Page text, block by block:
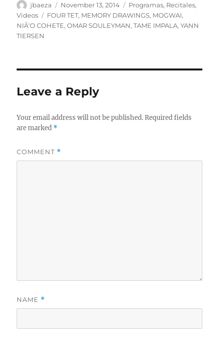
Author
jbaeza
Posted
on
November 13, 2014 Categories
Programas, Recitales,
Videos
Tags
FOUR TET, MEMORY DRAWINGS, MOGWAI,
NIÃ‘O COHETE,OMAR SOULEYMAN,TAME IMPALA,YANN
TIERSEN
Leave a Reply
Your email address will not be published. Required fields
are marked *
COMMENT *
NAME *